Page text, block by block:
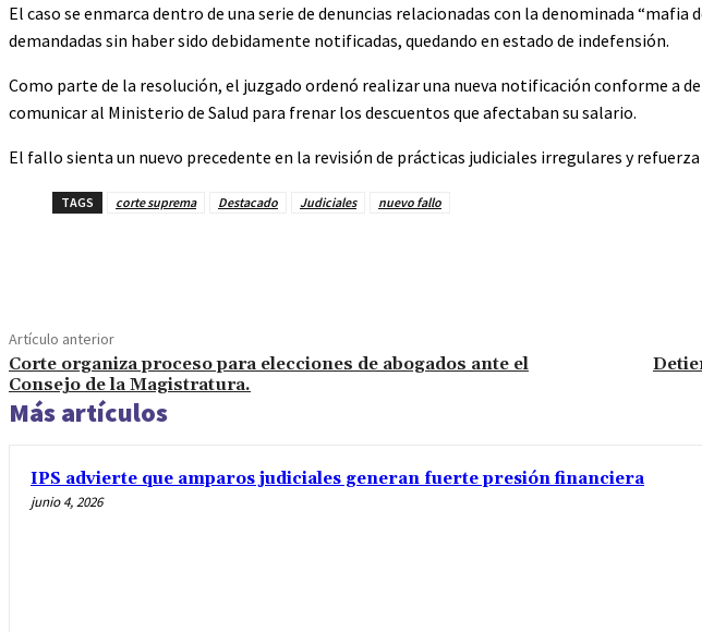
El caso se enmarca dentro de una serie de denuncias relacionadas con la denominada “mafia
demandadas sin haber sido debidamente notificadas, quedando en estado de indefensión.
Como parte de la resolución, el juzgado ordenó realizar una nueva notificación conforme a
comunicar al Ministerio de Salud para frenar los descuentos que afectaban su salario.
El fallo sienta un nuevo precedente en la revisión de prácticas judiciales irregulares y
TAGS corte suprema Destacado Judiciales nuevo fallo
Artículo anterior
Corte organiza proceso para elecciones de abogados ante el
Consejo de la Magistratura.
Más artículos
IPS advierte que amparos judiciales generan fuerte presión financiera
junio 4, 2026